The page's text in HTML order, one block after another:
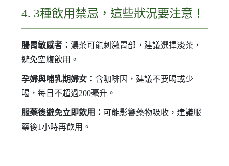
4. 3種飲用禁忌，這些狀況要注意！
腸胃敏感者： 濃茶可能刺激胃部，建議選擇淡茶，
避免空腹飲用。
孕婦與哺乳期婦女： 含咖啡因，建議不要喝或少
喝，每日不超過200毫升。
服藥後避免立即飲用： 可能影響藥物吸收，建議服
藥後1小時再飲用。